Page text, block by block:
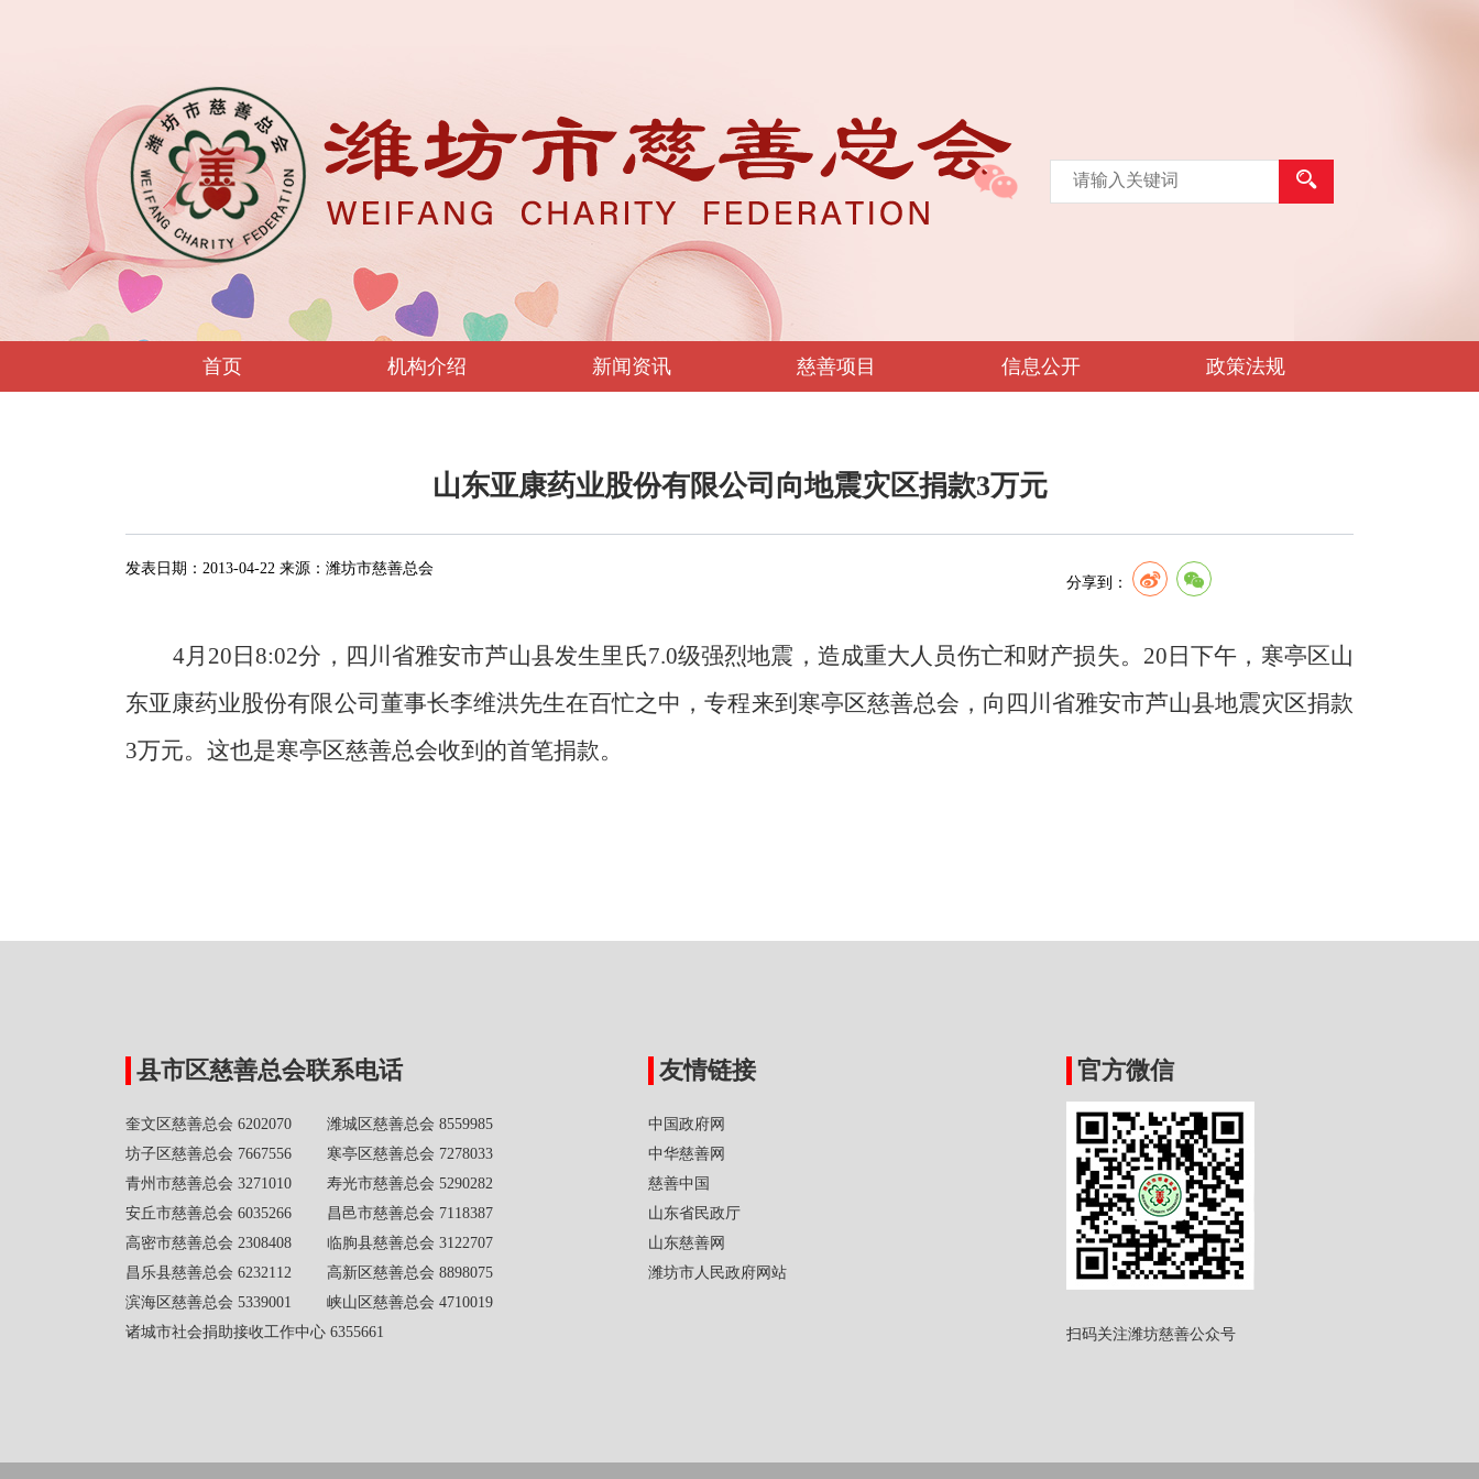
首页 机构介绍 新闻资讯 慈善项目 信息公开 政策法规
山东亚康药业股份有限公司向地震灾区捐款3万元
发表日期： 2013-04-22 来源： 潍坊市慈善总会
分享到：
4月 20 日8:02分，四川省雅安市芦山县发生里氏7.0级强烈地震，造成重大人员伤亡和财产损失。 20 日下午，寒亭区山
东亚康药业股份有限公司董事长李维洪先生在百忙之中，专程来到寒亭区慈善总会，向四川省雅安市芦山县地震灾区捐款
3万元。这也是寒亭区慈善总会收到的首笔捐款。
县市区慈善总会联系电话
奎文区慈善总会 6202070 潍城区慈善总会 8559985
坊子区慈善总会 7667556 寒亭区慈善总会 7278033
青州市慈善总会 3271010 寿光市慈善总会 5290282
安丘市慈善总会 6035266 昌邑市慈善总会 7118387
高密市慈善总会 2308408 临朐县慈善总会 3122707
昌乐县慈善总会 6232112 高新区慈善总会 8898075
滨海区慈善总会 5339001 峡山区慈善总会 4710019
诸城市社会捐助接收工作中心 6355661
友情链接
中国政府网
中华慈善网
慈善中国
山东省民政厅
山东慈善网
潍坊市人民政府网站
官方微信
扫码关注潍坊慈善公众号